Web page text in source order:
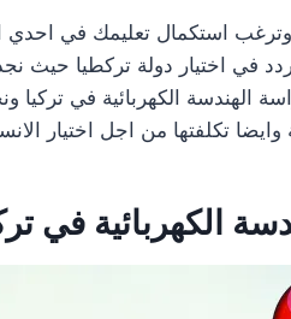
استكمال تعليمك في احدي
في اختيار دولة تركطيا حيث
الهندسة الكهربائية في
وايضا تكلفتها من اجل اختيار
الكهربائية في